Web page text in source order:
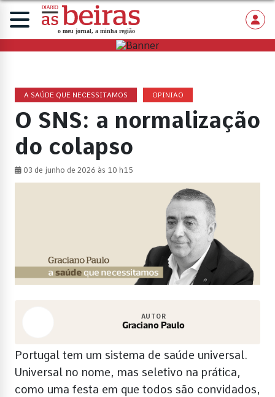
A SAÚDE QUE NECESSITAMOS OPINIAO
O SNS: a normalização
do colapso
03 de junho de 2026 às 10 h15
AUTOR
Graciano Paulo
Portugal tem um sistema de saúde universal.
Universal no nome, mas seletivo na prática,
como uma festa em que todos são convidados,